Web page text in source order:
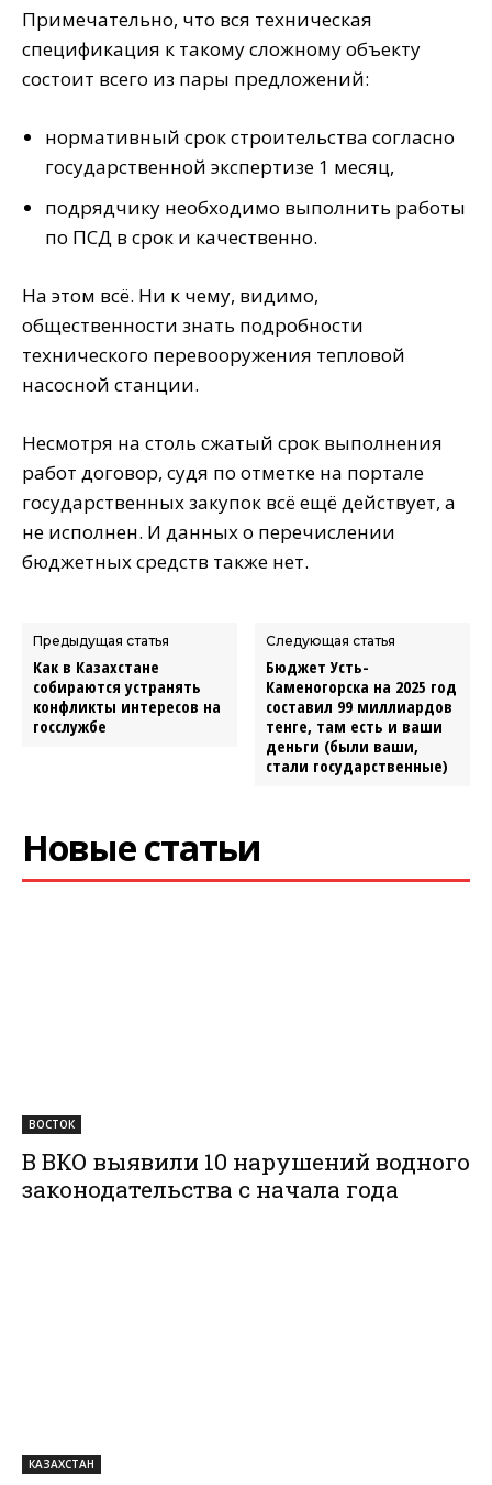
Примечательно, что вся техническая
спецификация к такому сложному объекту
состоит всего из пары предложений:
нормативный срок строительства согласно
государственной экспертизе 1 месяц,
подрядчику необходимо выполнить работы
по ПСД в срок и качественно.
На этом всё. Ни к чему, видимо,
общественности знать подробности
технического перевооружения тепловой
насосной станции.
Несмотря на столь сжатый срок выполнения
работ договор, судя по отметке на портале
государственных закупок всё ещё действует, а
не исполнен. И данных о перечислении
бюджетных средств также нет.
Предыдущая статья
Как в Казахстане
собираются устранять
конфликты интересов на
госслужбе
Следующая статья
Бюджет Усть-
Каменогорска на 2025 год
составил 99 миллиардов
тенге, там есть и ваши
деньги (были ваши,
стали государственные)
Новые статьи
ВОСТОК
В ВКО выявили 10 нарушений водного
законодательства с начала года
КАЗАХСТАН